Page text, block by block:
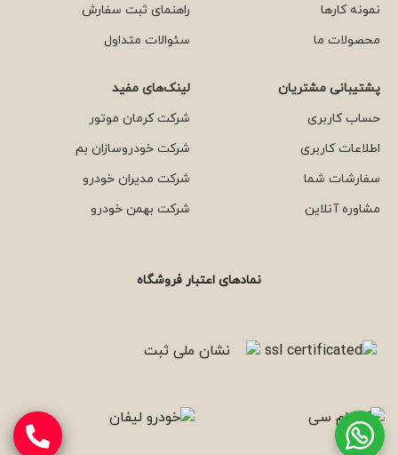
نمونه کارها
محصولات ما
راهنمای ثبت سفارش
سئوالات متداول
پشتیبانی مشتریان
حساب کاربری
اطلاعات کاربری
سفارشات شما
مشاوره آنلاین
لینک‌های مفید
شرکت کرمان موتور
شرکت خودروسازان بم
شرکت مدیران خودرو
شرکت بهمن خودرو
نمادهای اعتبار فروشگاه